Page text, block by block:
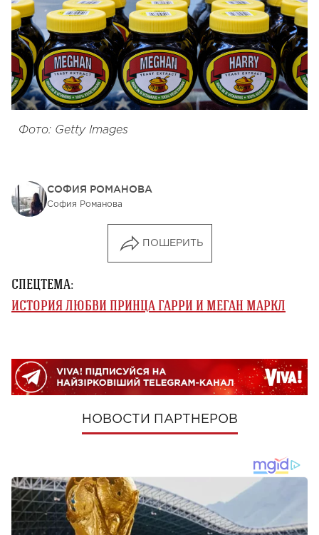
Фото: Getty Images
СОФИЯ РОМАНОВА
София Романова
ПОШЕРИТЬ
СПЕЦТЕМА:
ИСТОРИЯ ЛЮБВИ ПРИНЦА ГАРРИ И МЕГАН МАРКЛ
НОВОСТИ ПАРТНЕРОВ